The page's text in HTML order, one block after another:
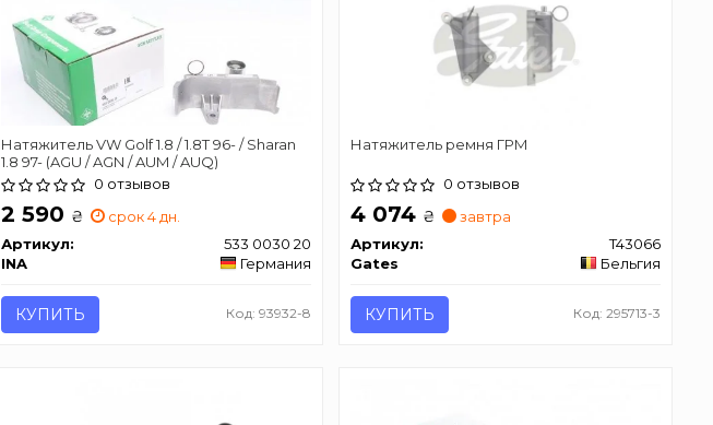
Натяжитель VW Golf 1.8 / 1.8T 96- / Sharan
1.8 97- (AGU / AGN / AUM / AUQ)
0 отзывов
2 590 ₴
срок 4 дн.
Артикул:
533 0030 20
INA
Германия
КУПИТЬ Код: 93932-8
Натяжитель ремня ГРМ
0 отзывов
4 074 ₴
завтра
Артикул:
T43066
Gates
Бельгия
КУПИТЬ Код: 295713-3